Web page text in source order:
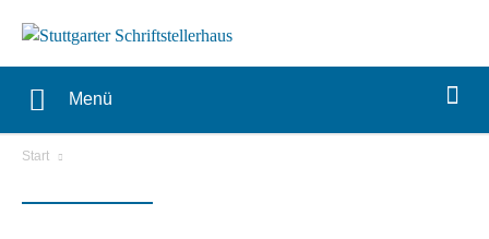
Menü
Start